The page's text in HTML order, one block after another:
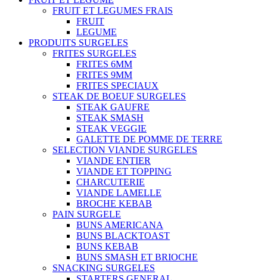
FRUIT ET LEGUMES FRAIS
FRUIT
LEGUME
PRODUITS SURGELES
FRITES SURGELES
FRITES 6MM
FRITES 9MM
FRITES SPECIAUX
STEAK DE BOEUF SURGELES
STEAK GAUFRE
STEAK SMASH
STEAK VEGGIE
GALETTE DE POMME DE TERRE
SELECTION VIANDE SURGELES
VIANDE ENTIER
VIANDE ET TOPPING
CHARCUTERIE
VIANDE LAMELLE
BROCHE KEBAB
PAIN SURGELE
BUNS AMERICANA
BUNS BLACKTOAST
BUNS KEBAB
BUNS SMASH ET BRIOCHE
SNACKING SURGELES